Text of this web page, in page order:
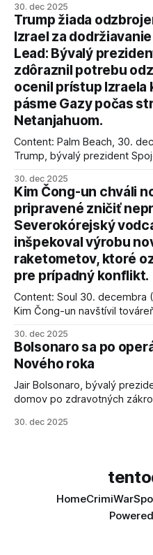
30. dec 2025
Trump žiada
Izrael za
Lead: Bývalý
zdôraznil potrebu
ocenil prístup Izraela
pásme Gazy počas
Netanjahuom.
Content: Palm Beach, 30.
Trump, bývalý prezident
kľúčové pre úspešné
AFP informuje, že Trump
podmienky dohody o prí
30. dec 2025
Kim Čong-un chváli
pripravené zničiť
Severokórejský
inšpekoval výrobu
raketometov, ktoré
pre prípadný konflikt.
Content: Soul 30. decembra
Kim Čong-un navštívil
schopnosti. Informovali o
sa odvoláva agentúra AFP.
30. dec 2025
Bolsonaro sa po
Nového roka
Jair Bolsonaro, bývalý
domov po zdravotných
30. dec 2025
HomeCrimiWar